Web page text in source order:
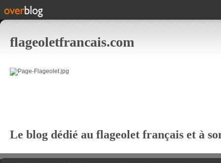
flageoletfrancais.com
Le blog dédié au flageolet français et à